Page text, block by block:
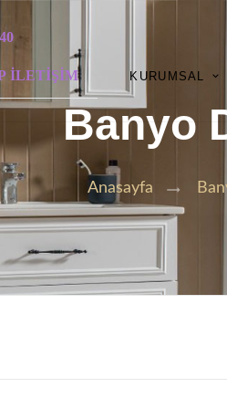
İLETIŞIM KURUMSAL
Banyo
Anasayfa